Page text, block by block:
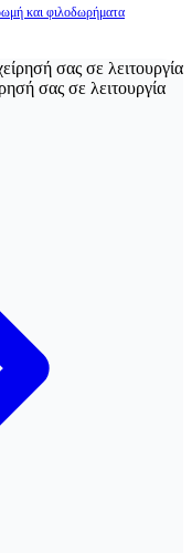
και φιλοδωρήματα
σας σε λειτουργία